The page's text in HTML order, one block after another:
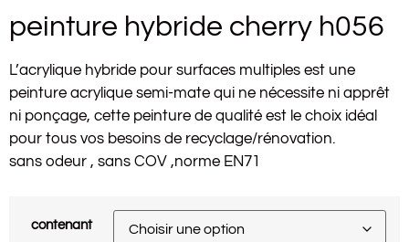
peinture hybride cherry h056
L’acrylique hybride pour surfaces multiples est une
peinture acrylique semi-mate qui ne nécessite ni apprêt
ni ponçage, cette peinture de qualité est le choix idéal
pour tous vos besoins de recyclage/rénovation.
sans odeur , sans COV ,norme EN71
contenant